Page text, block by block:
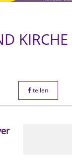
teilen